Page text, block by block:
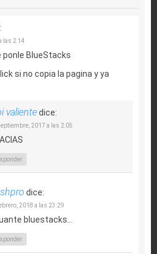
las 2:14
ponle BlueStacks
si no copia la pagina y ya
valientedice:
2017 a las 2:05
dice:
2018 a las 23:29
bluestacks…